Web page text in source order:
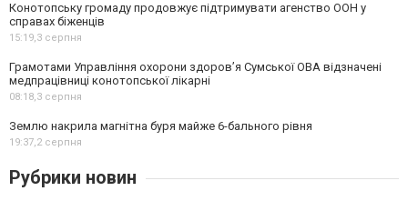
Конотопську громаду продовжує підтримувати агенство ООН у
справах біженців
15:19,3 серпня
Грамотами Управління охорони здоров’я Сумської ОВА відзначені
медпрацівниці конотопської лікарні
08:18,3 серпня
Землю накрила магнітна буря майже 6-бального рівня
19:37,2 серпня
Рубрики новин